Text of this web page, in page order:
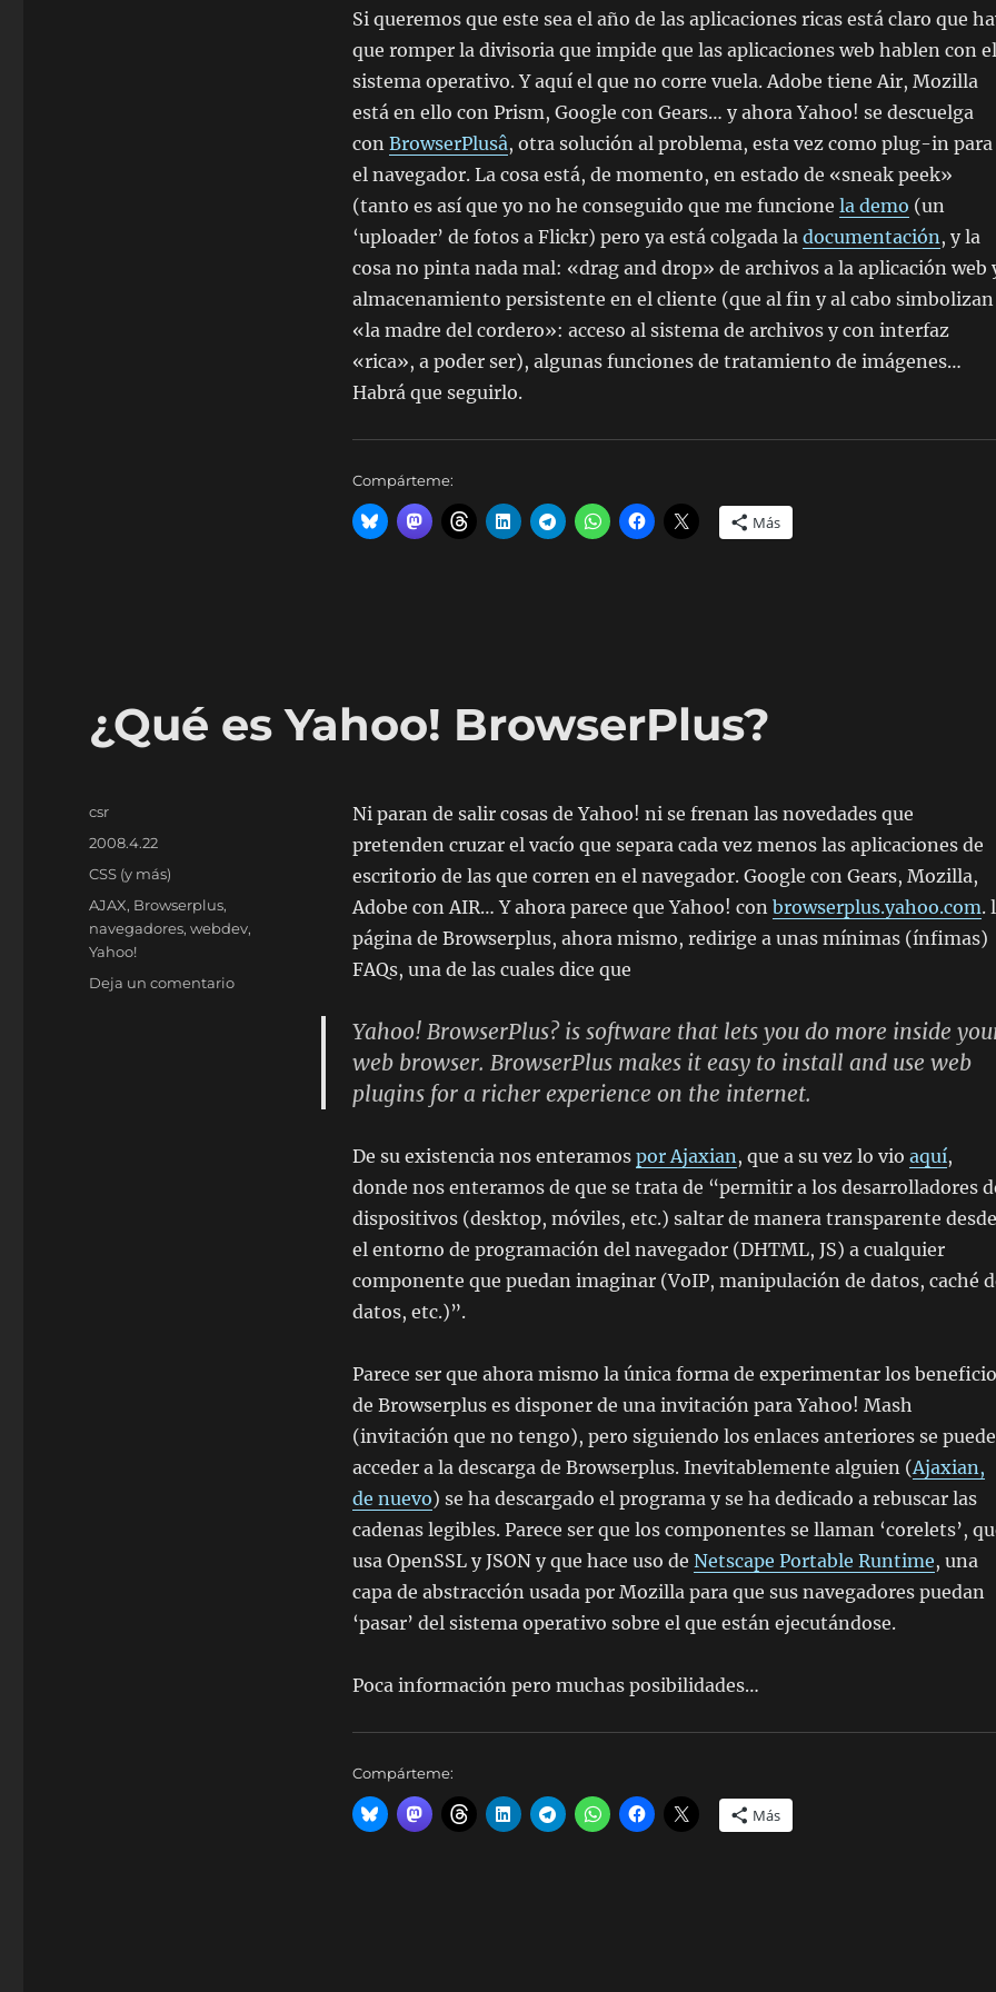
Si queremos que este sea el año de las aplicaciones ricas está claro que
que romper la divisoria que impide que las aplicaciones web hablen con el
sistema operativo. Y aquí­ el que no corre vuela. Adobe tiene Air, Mozilla
está en ello con Prism, Google con Gears… y ahora Yahoo! se descuelga
con BrowserPlusâ, otra solución al problema, esta vez como plug-in para
el navegador. La cosa está, de momento, en estado de «sneak peek»
(tanto es así­ que yo no he conseguido que me funcione la demo (un
‘uploader’ de fotos a Flickr) pero ya está colgada la documentación, y la
cosa no pinta nada mal: «drag and drop» de archivos a la aplicación web
almacenamiento persistente en el cliente (que al fin y al cabo simbolizan
«la madre del cordero»: acceso al sistema de archivos y con interfaz
«rica», a poder ser), algunas funciones de tratamiento de imágenes…
Habrá que seguirlo.
Compárteme:
Más
¿Qué es Yahoo! BrowserPlus?
Ni paran de salir cosas de Yahoo! ni se frenan las novedades que
pretenden cruzar el vacío que separa cada vez menos las aplicaciones de
escritorio de las que corren en el navegador. Google con Gears, Mozilla,
Adobe con AIR… Y ahora parece que Yahoo! con browserplus.yahoo.com.
página de Browserplus, ahora mismo, redirige a unas mínimas (ínfimas)
FAQs, una de las cuales dice que
Yahoo! BrowserPlus? is software that lets you do more inside
web browser. BrowserPlus makes it easy to install and use web
plugins for a richer experience on the internet.
De su existencia nos enteramos por Ajaxian, que a su vez lo vio aquí,
donde nos enteramos de que se trata de
permitir a los desarrolladores
dispositivos (desktop, móviles, etc.) saltar de manera transparente desde
el entorno de programación del navegador (DHTML, JS) a cualquier
componente que puedan imaginar (VoIP, manipulación de datos, caché
datos, etc.) .
Parece ser que ahora mismo la única forma de experimentar los
de Browserplus es disponer de una invitación para Yahoo! Mash
(invitación que no tengo), pero siguiendo los enlaces anteriores se puede
acceder a la descarga de Browserplus. Inevitablemente alguien (Ajaxian,
de nuevo) se ha descargado el programa y se ha dedicado a rebuscar las
cadenas legibles. Parece ser que los componentes se llaman ‘corelets’,
usa OpenSSL y JSON y que hace uso de Netscape Portable Runtime, una
capa de abstracción usada por Mozilla para que sus navegadores puedan
‘pasar’ del sistema operativo sobre el que están ejecutándose.
Poca información pero muchas posibilidades…
Compárteme:
Más
Autor
csr
Publicado
el
2008.4.22
Categorías
CSS (y más)
Etiquetas
AJAX, Browserplus,
navegadores,webdev,
Yahoo!
Deja un comentarioen